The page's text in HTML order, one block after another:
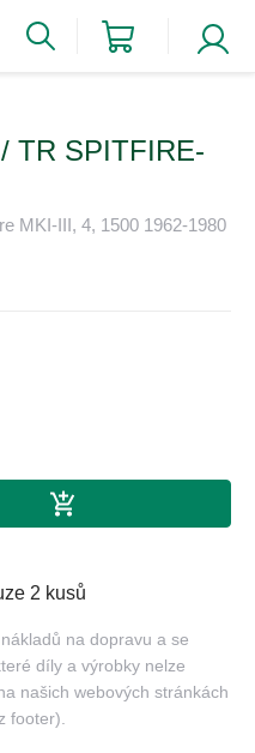
TR SPITFIRE-
MKI-III, 4, 1500 1962-1980
2 kusů
na dopravu a se
díly a výrobky nelze
našich webových stránkách
footer).